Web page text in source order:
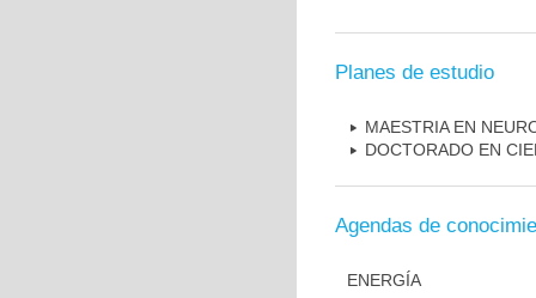
Planes de estudio
MAESTRIA EN
DOCTORADO EN
Agendas de
ENERGÍA